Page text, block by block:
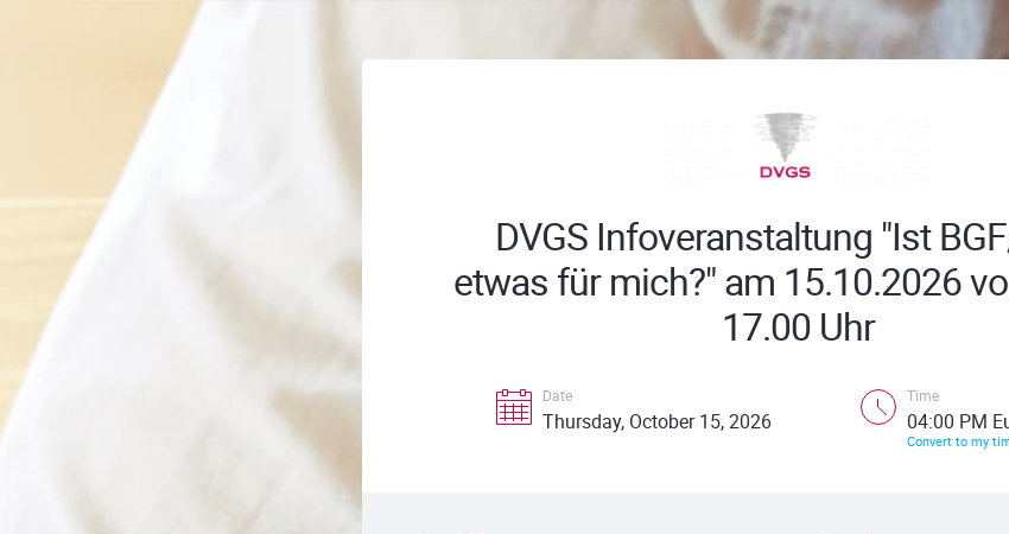
DVGS Infoveranstaltung "Ist
etwas für mich?" am 15.10.2026
17.00 Uhr
Date
Thursday, October 15, 2026
Time
04:00 PM
Convert to my